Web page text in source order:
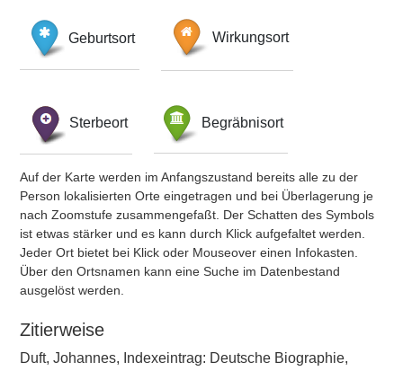
Geburtsort Wirkungsort
Sterbeort Begräbnisort
Auf der Karte werden im Anfangszustand bereits alle zu der
Person lokalisierten Orte eingetragen und bei Überlagerung je
nach Zoomstufe zusammengefaßt. Der Schatten des Symbols
ist etwas stärker und es kann durch Klick aufgefaltet werden.
Jeder Ort bietet bei Klick oder Mouseover einen Infokasten.
Über den Ortsnamen kann eine Suche im Datenbestand
ausgelöst werden.
Zitierweise
Duft, Johannes, Indexeintrag: Deutsche Biographie,